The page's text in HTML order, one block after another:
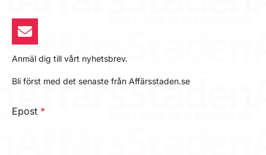
Anmäl dig till vårt nyhetsbrev.
Bli först med det senaste från Affärsstaden.se
Epost *